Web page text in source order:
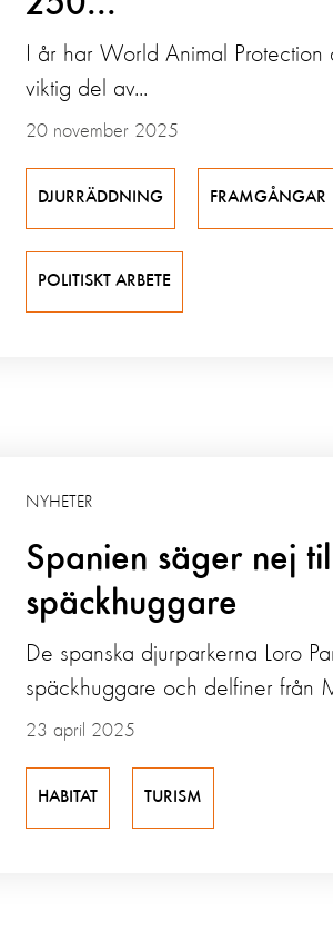
20 november 2025
I år har World Animal
viktig del av...
DJURRÄDDNING FRAMGÅNGAR
POLITISKT ARBETE
Spanien säger nej
späckhuggare
NYHETER
23 april 2025
De spanska djurparkerna Loro
späckhuggare och delfiner från
HABITAT TURISM